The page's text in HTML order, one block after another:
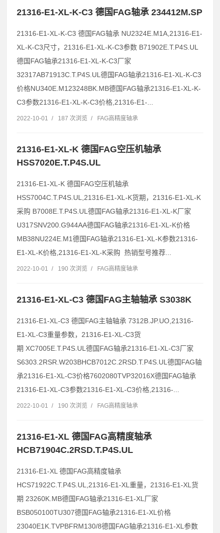
21316-E1-XL-K-C3 德国FAG轴承 234412M.SP
21316-E1-XL-K-C3 德国FAG轴承 NU2324E.M1A,21316-E1-
XL-K-C3尺寸，21316-E1-XL-K-C3参数 B71902E.T.P4S.UL
德国FAG轴承21316-E1-XL-K-C3厂家
32317AB71913C.T.P4S.UL德国FAG轴承21316-E1-XL-K-C3
价格NU340E.M123248BK.MB德国FAG轴承21316-E1-XL-K-
C3参数21316-E1-XL-K-C3价格,21316-E1-...
2022-10-01 / 187 次浏览 / FAG高精度轴承
21316-E1-XL-K 德国FAG空压机轴承
HSS7020E.T.P4S.UL
21316-E1-XL-K 德国FAG空压机轴承
HSS7004C.T.P4S.UL,21316-E1-XL-K货期，21316-E1-XL-K
采购 B7008E.T.P4S.UL德国FAG轴承21316-E1-XL-K厂家
U317SNV200.G944AA德国FAG轴承21316-E1-XL-K价格
MB38NU224E.M1德国FAG轴承21316-E1-XL-K参数21316-
E1-XL-K价格,21316-E1-XL-K采购 热销型号推荐...
2022-10-01 / 190 次浏览 / FAG高精度轴承
21316-E1-XL-C3 德国FAG主轴轴承 S3038K
21316-E1-XL-C3 德国FAG主轴轴承 7312B.JP.UO,21316-
E1-XL-C3重量参数，21316-E1-XL-C3货
期 XC7005E.T.P4S.UL德国FAG轴承21316-E1-XL-C3厂家
S6303.2RSR.W203BHCB7012C.2RSD.T.P4S.UL德国FAG轴
承21316-E1-XL-C3价格7602080TVP32016X德国FAG轴承
21316-E1-XL-C3参数21316-E1-XL-C3价格,21316-...
2022-10-01 / 190 次浏览 / FAG高精度轴承
21316-E1-XL 德国FAG高精度轴承
HCB71904C.2RSD.T.P4S.UL
21316-E1-XL 德国FAG高精度轴承
HCS71922C.T.P4S.UL,21316-E1-XL重量，21316-E1-XL货
期 23260K.MB德国FAG轴承21316-E1-XL厂家
BSB050100TU307德国FAG轴承21316-E1-XL价格
23040E1K.TVPBFRM130/8德国FAG轴承21316-E1-XL参数